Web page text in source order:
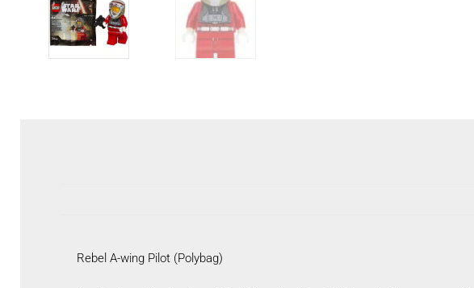
Rebel A-wing Pilot (Polybag)